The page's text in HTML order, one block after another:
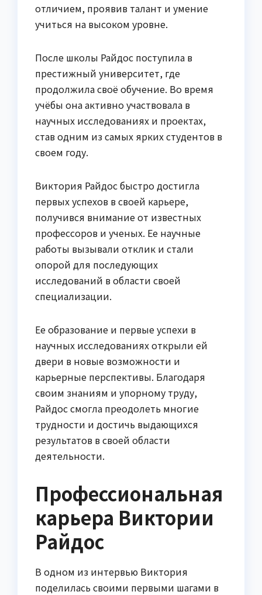
отличием, проявив талант и умение
учиться на высоком уровне.
После школы Райдос поступила в
престижный университет, где
продолжила своё обучение. Во время
учёбы она активно участвовала в
научных исследованиях и проектах,
став одним из самых ярких студентов в
своем году.
Виктория Райдос быстро достигла
первых успехов в своей карьере,
получився внимание от известных
профессоров и ученых. Ее научные
работы вызывали отклик и стали
опорой для последующих
исследований в области своей
специализации.
Ее образование и первые успехи в
научных исследованиях открыли ей
двери в новые возможности и
карьерные перспективы. Благодаря
своим знаниям и упорному труду,
Райдос смогла преодолеть многие
трудности и достичь выдающихся
результатов в своей области
деятельности.
Профессиональная
карьера Виктории
Райдос
В одном из интервью Виктория
поделилась своими первыми шагами в